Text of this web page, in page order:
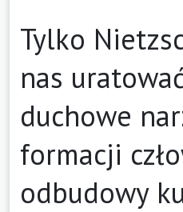
Tylko
nas
duchowe
formacji
odbudowy